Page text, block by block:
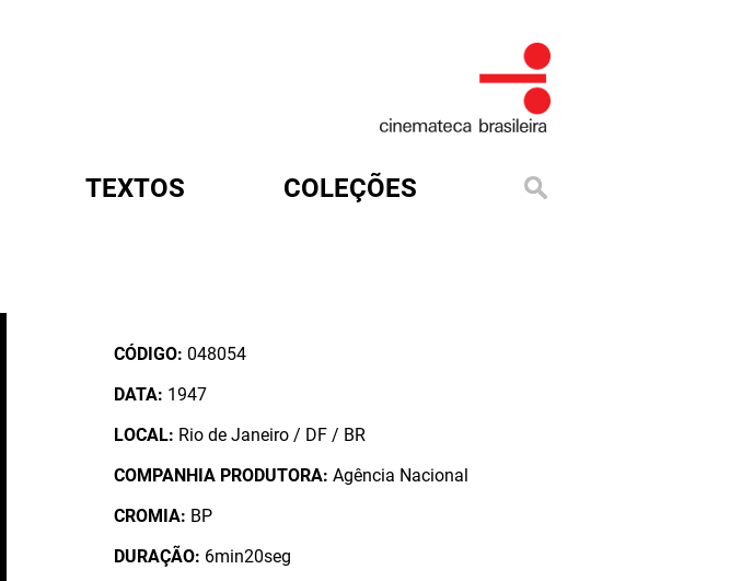
TEXTOS COLEÇÕES
CÓDIGO: 048054
DATA: 1947
LOCAL: Rio de Janeiro / DF / BR
COMPANHIA PRODUTORA: Agência Nacional
CROMIA: BP
DURAÇÃO: 6min20seg